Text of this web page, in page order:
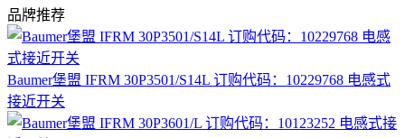
品牌推荐
Baumer堡盟 IFRM 30P3501/S14L 订购代码：10229768 电感式
接近开关